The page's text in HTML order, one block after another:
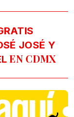
JOSÉ Y
EN CDMX